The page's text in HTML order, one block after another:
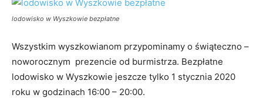
lodowisko w Wyszkowie bezpłatne
Wszystkim wyszkowianom przypominamy o świąteczno –
noworocznym prezencie od burmistrza. Bezpłatne
lodowisko w Wyszkowie jeszcze tylko 1 stycznia 2020
roku w godzinach 16:00 – 20:00.